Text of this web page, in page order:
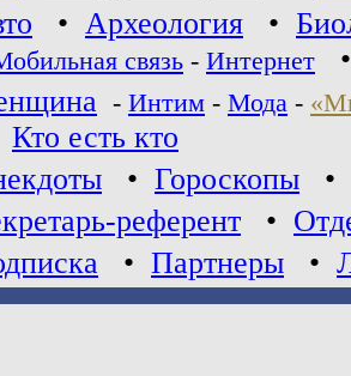
• Археология •
связь - Интернет
- Интим - Мода -
Кто есть кто
• Гороскопы •
референт •
• Партнеры •